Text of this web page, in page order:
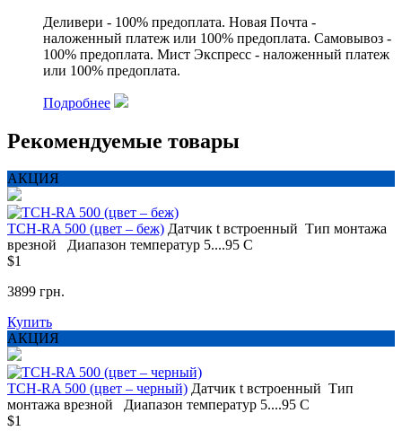
Деливери - 100% предоплата. Новая Почта -
наложенный платеж или 100% предоплата. Самовывоз -
100% предоплата. Мист Экспресс - наложенный платеж
или 100% предоплата.
Подробнее
Рекомендуемые товары
АКЦИЯ
TCH-RA 500 (цвет – беж) Датчик t встроенный Тип монтажа
врезной
Диапазон температур 5....95 С
$1
3899 грн.
Купить
АКЦИЯ
TCH-RA 500 (цвет – черный) Датчик t встроенный Тип
монтажа врезной Диапазон температур 5....95 С
$1